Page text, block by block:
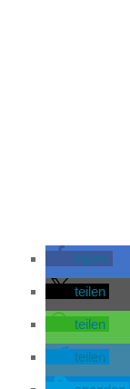
teilen
teilen
teilen
teilen